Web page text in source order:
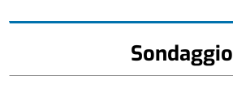
Sondaggio